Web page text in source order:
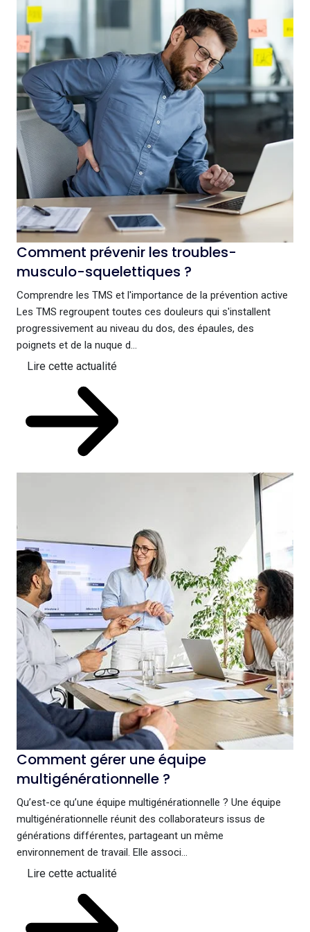
Comment prévenir les troubles-
musculo-squelettiques ?
Comprendre les TMS et l'importance de la prévention active
Les TMS regroupent toutes ces douleurs qui s'installent
progressivement au niveau du dos, des épaules, des
poignets et de la nuque d...
Lire cette actualité
Comment gérer une équipe
multigénérationnelle ?
Qu’est-ce qu’une équipe multigénérationnelle ? Une équipe
multigénérationnelle réunit des collaborateurs issus de
générations différentes, partageant un même
environnement de travail. Elle associ...
Lire cette actualité